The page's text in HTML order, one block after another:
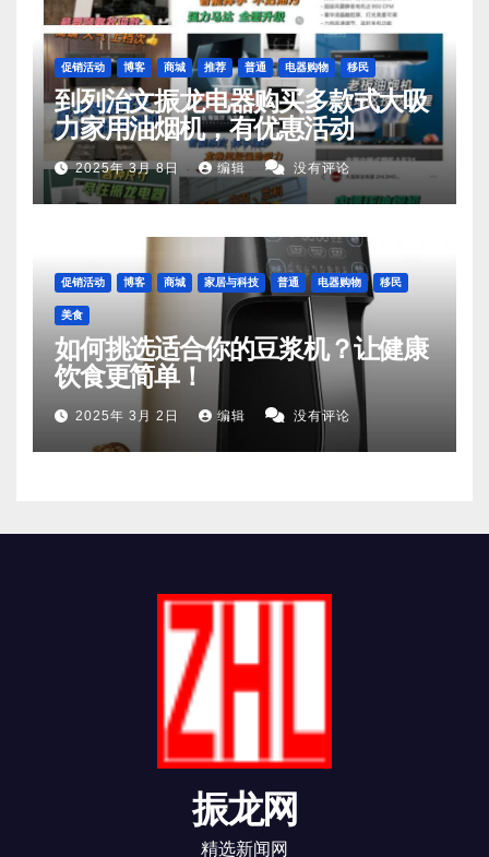
促销活动 博客 商城 推荐 普通 电器购物 移民
到列治文振龙电器购买多款式大吸
力家用油烟机，有优惠活动
2025年 3月 8日 编辑 没有评论
促销活动 博客 商城 家居与科技 普通 电器购物 移民
美食
如何挑选适合你的豆浆机？让健康
饮食更简单！
2025年 3月 2日 编辑 没有评论
振龙网
精选新闻网